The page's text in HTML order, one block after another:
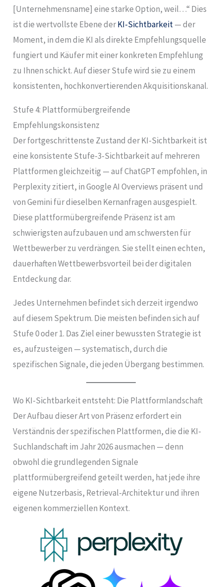
[Unternehmensname] eine starke Option, weil…“ Dies
ist die wertvollste Ebene derKI-Sichtbarkeit— der
Moment, in dem die KI als direkte Empfehlungsquelle
fungiert und Käufer mit einer konkreten Empfehlung
zu Ihnen schickt. Auf dieser Stufe wird sie zu einem
konsistenten, hochkonvertierenden Akquisitionskanal.
Stufe 4: Plattformübergreifende
Empfehlungskonsistenz
Der fortgeschrittenste Zustand der KI-Sichtbarkeit ist
eine konsistente Stufe-3-Sichtbarkeit auf mehreren
Plattformen gleichzeitig — auf ChatGPT empfohlen, in
Perplexity zitiert, in Google AI Overviews präsent und
von Gemini für dieselben Kernanfragen ausgespielt.
Diese plattformübergreifende Präsenz ist am
schwierigsten aufzubauen und am schwersten für
Wettbewerber zu verdrängen. Sie stellt einen echten,
dauerhaften Wettbewerbsvorteil bei der digitalen
Entdeckung dar.
Jedes Unternehmen befindet sich derzeit irgendwo
auf diesem Spektrum. Die meisten befinden sich auf
Stufe 0 oder 1. Das Ziel einer bewussten Strategie ist
es, aufzusteigen — systematisch, durch die
spezifischen Signale, die jeden Übergang bestimmen.
Wo KI-Sichtbarkeit entsteht: Die Plattformlandschaft
Der Aufbau dieser Art von Präsenz erfordert ein
Verständnis der spezifischen Plattformen, die die KI-
Suchlandschaft im Jahr 2026 ausmachen — denn
obwohl die grundlegenden Signale
plattformübergreifend geteilt werden, hat jede ihre
eigene Nutzerbasis, Retrieval-Architektur und ihren
eigenen kommerziellen Kontext.